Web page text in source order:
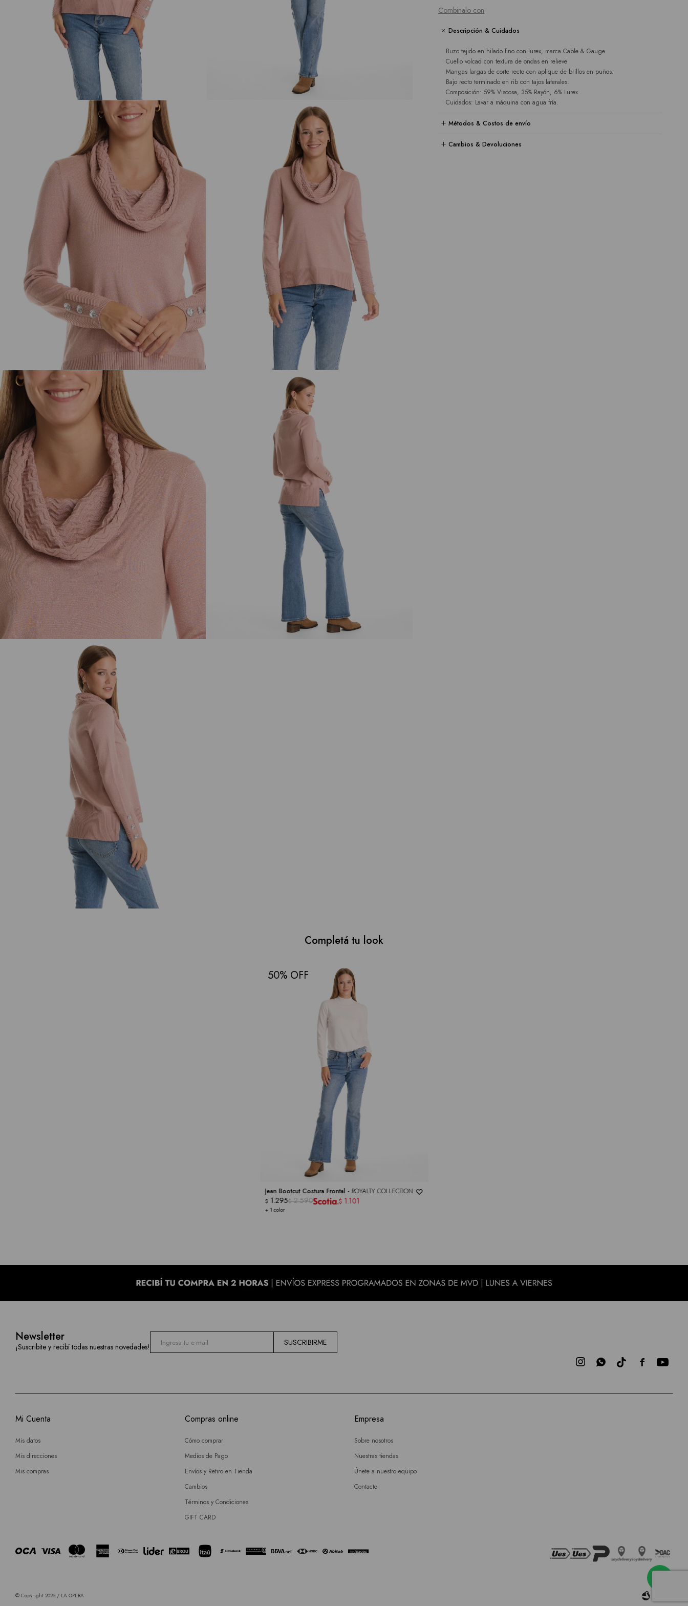
Combinalo con
Descripción & Cuidados
Buzo tejido en hilado fino con lurex, marca Cable & Gauge.
Cuello volcad con textura de ondas en relieve
Mangas largas de corte recto con aplique de brillos en puños.
Bajo recto terminado en rib con tajos laterales.
Composición: 59% Viscosa, 35% Rayón, 6% Lurex.
Cuidados: Lavar a máquina con agua fría.
Métodos & Costos de envío
Cambios & Devoluciones
Completá tu look
50
Jean Bootcut Costura Frontal - ROYALTY COLLECTION
+ 1 color
$ 1.295$ 2.590 $ 1.101
Newsletter
¡Suscribite y recibí todas nuestras novedades! SUSCRIBIRME

 
Mi Cuenta
Mis datos
Mis direcciones
Mis compras
Compras online
Cómo comprar
Medios de Pago
Envíos y Retiro en Tienda
Cambios
Términos y Condiciones
GIFT CARD
Empresa
Sobre nosotros
Nuestras tiendas
Únete a nuestro equipo
Contacto
© Copyright 2026 / LA OPERA